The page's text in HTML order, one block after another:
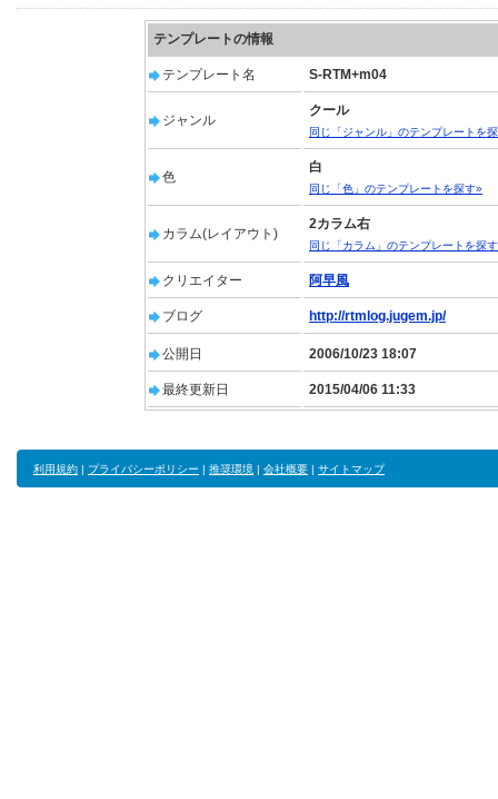
テンプレートの情報
テンプレート名 S-RTM+m04
ジャンル
クール
同じ「ジャンル」のテンプレートを
色
白
同じ「色」のテンプレートを探す»
カラム(レイアウト)
2カラム右
同じ「カラム」のテンプレートを探
クリエイター 阿早風
ブログ http://rtmlog.jugem.jp/
公開日 2006/10/23 18:07
最終更新日 2015/04/06 11:33
利用規約 | プライバシーポリシー | 推奨環境 | 会社概要 | サイトマップ